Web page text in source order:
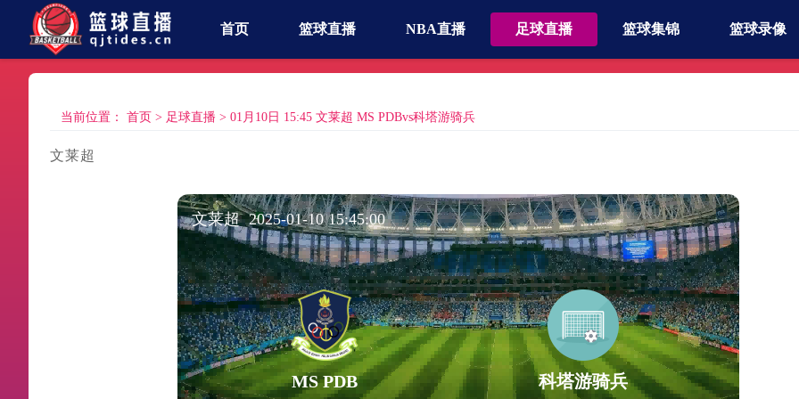
首页 篮球直播 NBA直播 足球直播 篮球集锦 篮球录像
当前位置： 首页 > 足球直播 > 01月10日 15:45 文莱超 MS PDBvs科塔游骑兵
文莱超
文莱超 2025-01-10 15:45:00
MS PDB 科塔游骑兵